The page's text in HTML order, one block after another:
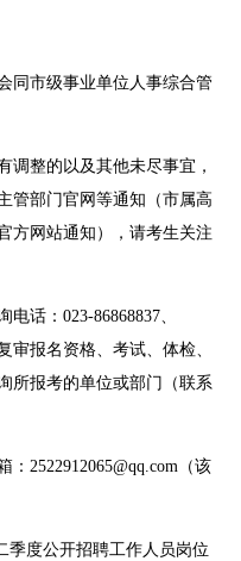
同市级事业单位人事综合管
调整的以及其他未尽事宜，
管部门官网等通知（市属高
方网站通知），请考生关注
话：023-86868837、
审报名资格、考试、体检、
所报考的单位或部门（联系
2522912065@qq.com（该
季度公开招聘工作人员岗位